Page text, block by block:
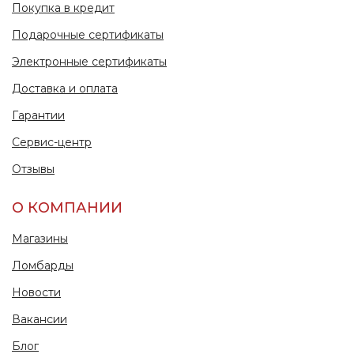
Покупка в кредит
Подарочные сертификаты
Электронные сертификаты
Доставка и оплата
Гарантии
Сервис-центр
Отзывы
О КОМПАНИИ
Магазины
Ломбарды
Новости
Вакансии
Блог